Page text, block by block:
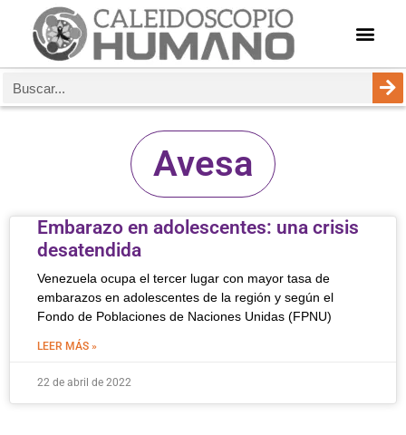
Avesa
Embarazo en adolescentes: una crisis
desatendida
Venezuela ocupa el tercer lugar con mayor tasa de
embarazos en adolescentes de la región y según el
Fondo de Poblaciones de Naciones Unidas (FPNU)
LEER MÁS »
22 de abril de 2022